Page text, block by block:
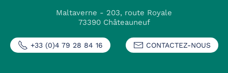
Maltaverne - 203, route Royale
73390 Châteauneuf
+33 (0)4 79 28 84 16 CONTACTEZ-NOUS